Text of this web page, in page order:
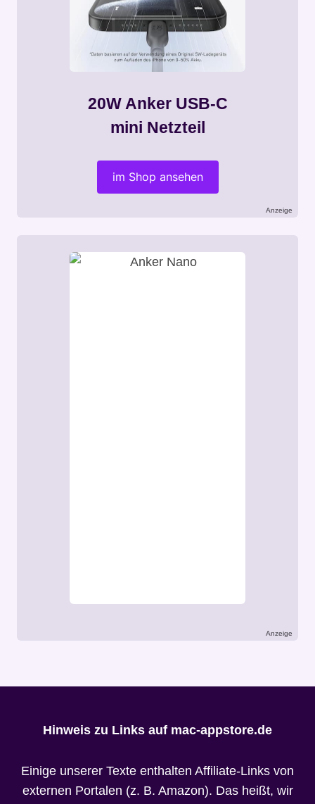
20W Anker USB-C
mini Netzteil
im Shop ansehen
Anzeige
Anzeige
Hinweis zu Links auf mac-appstore.de
Einige unserer Texte enthalten Affiliate-Links von
externen Portalen (z. B. Amazon). Das heißt, wir